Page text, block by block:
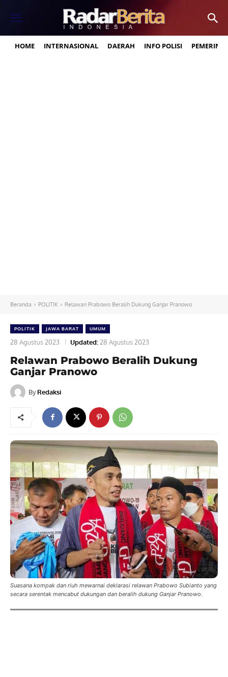
HOME INTERNASIONAL DAERAH INFO POLISI
Beranda POLITIK Relawan Prabowo Beralih Dukung Ganjar Pranowo
POLITIK JAWA BARAT UMUM
28 Agustus 2023 Updated: 28 Agustus 2023
Relawan Prabowo Beralih Dukung
Ganjar Pranowo
By Redaksi
Suasana kompak dan riuh mewarnai deklarasi relawan Prabowo Subianto yang
secara serentak mencabut dukungan dan beralih dukung Ganjar Pranowo.